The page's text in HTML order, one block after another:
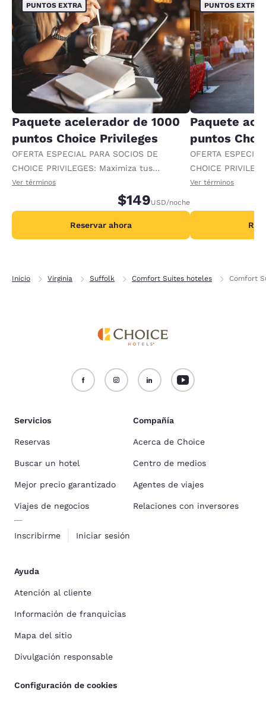
PUNTOS EXTRA
Paquete acelerador de 1000
puntos Choice Privileges
OFERTA ESPECIAL PARA SOCIOS DE
CHOICE PRIVILEGES: Maximiza tus
recompensas al recibir 1000 puntos
Ver términos
$149USD/noche
Reservar ahora
PUNTOS EXTRA
Paquete
puntos
OFERTA
CHOICE
recompensas al
Ver términos
Inicio Virginia Suffolk Comfort Suites hoteles Comfort
Servicios
Reservas
Buscar un hotel
Mejor precio garantizado
Viajes de negocios
Inscribirme Iniciar sesión
Compañía
Acerca de Choice
Centro de medios
Agentes de viajes
Relaciones con inversores
Ayuda
Atención al cliente
Información de franquicias
Mapa del sitio
Divulgación responsable
Configuración de cookies